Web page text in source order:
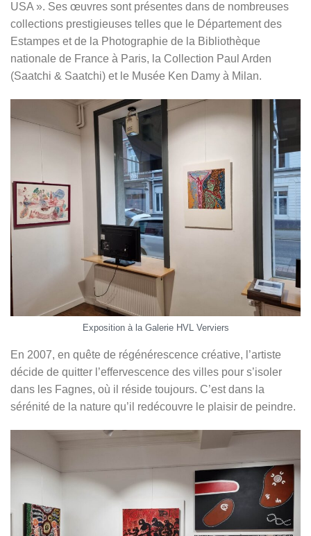
USA ». Ses œuvres sont présentes dans de nombreuses
collections prestigieuses telles que le Département des
Estampes et de la Photographie de la Bibliothèque
nationale de France à Paris, la Collection Paul Arden
(Saatchi & Saatchi) et le Musée Ken Damy à Milan.
Exposition à la Galerie HVL Verviers
En 2007, en quête de régénérescence créative, l’artiste
décide de quitter l’effervescence des villes pour s’isoler
dans les Fagnes, où il réside toujours. C’est dans la
sérénité de la nature qu’il redécouvre le plaisir de peindre.